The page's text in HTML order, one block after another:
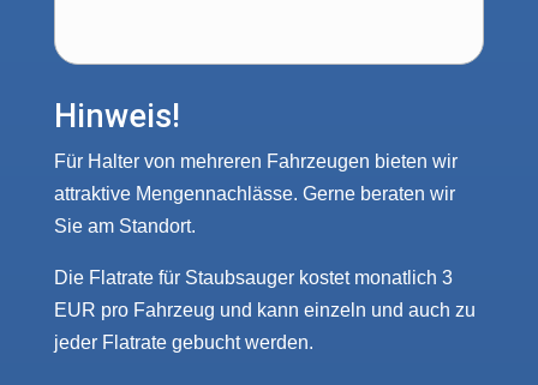
Hinweis!
Für Halter von mehreren Fahrzeugen bieten wir
attraktive Mengennachlässe. Gerne beraten wir
Sie am Standort.
Die Flatrate für Staubsauger kostet monatlich 3
EUR pro Fahrzeug und kann einzeln und auch zu
jeder Flatrate gebucht werden.